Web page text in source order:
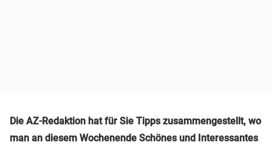
Die AZ-Redaktion hat für Sie Tipps zusammengestellt, wo
man an diesem Wochenende Schönes und Interessantes